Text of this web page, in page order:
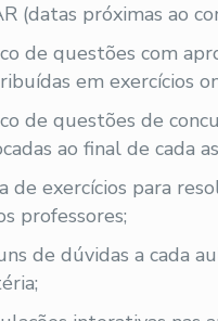
(datas próximas ao
de questões com
em exercícios
de questões de
ao final de cada
de exercícios para
professores;
de dúvidas a cada